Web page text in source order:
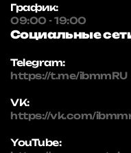
График:
09:00 - 19:00
Социальные
Telegram:
https://t.me/ibmmRU
VK:
https://vk.com/
YouTube: